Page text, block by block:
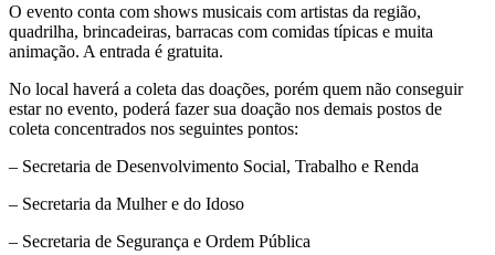
O evento conta com shows musicais com artistas da região,
quadrilha, brincadeiras, barracas com comidas típicas e muita
animação. A entrada é gratuita.
No local haverá a coleta das doações, porém quem não conseguir
estar no evento, poderá fazer sua doação nos demais postos de
coleta concentrados nos seguintes pontos:
– Secretaria de Desenvolvimento Social, Trabalho e Renda
– Secretaria da Mulher e do Idoso
– Secretaria de Segurança e Ordem Pública